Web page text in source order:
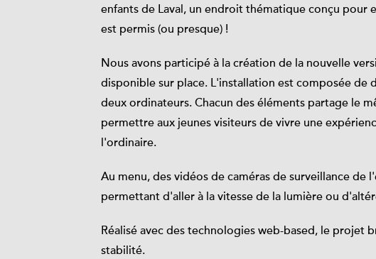
enfants de Laval, un endroit thématique conçu pour
est permis (ou presque) !
Nous avons participé à la création de la nouvelle
disponible sur place. L'installation est composée de
deux ordinateurs. Chacun des éléments partage le
permettre aux jeunes visiteurs de vivre une
l'ordinaire.
Au menu, des vidéos de caméras de surveillance de
permettant d'aller à la vitesse de la lumière ou
Réalisé avec des technologies web-based, le projet
stabilité.